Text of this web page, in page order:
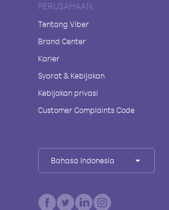
PERUSAHAAN
Tentang Viber
Brand Center
Karier
Syarat & Kebijakan
Kebijakan privasi
Customer Complaints Code
Bahasa Indonesia